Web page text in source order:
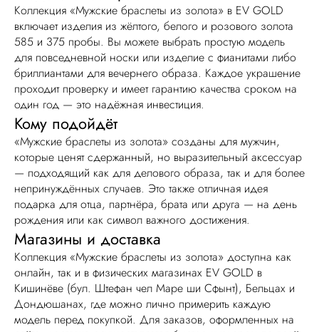
Коллекция «Мужские браслеты из золота» в EV GOLD
включает изделия из жёлтого, белого и розового золота
585 и 375 пробы. Вы можете выбрать простую модель
для повседневной носки или изделие с фианитами либо
бриллиантами для вечернего образа. Каждое украшение
проходит проверку и имеет гарантию качества сроком на
один год — это надёжная инвестиция.
Кому подойдёт
«Мужские браслеты из золота» созданы для мужчин,
которые ценят сдержанный, но выразительный аксессуар
— подходящий как для делового образа, так и для более
непринуждённых случаев. Это также отличная идея
подарка для отца, партнёра, брата или друга — на день
рождения или как символ важного достижения.
Магазины и доставка
Коллекция «Мужские браслеты из золота» доступна как
онлайн, так и в физических магазинах EV GOLD в
Кишинёве (бул. Штефан чел Маре ши Сфынт), Бельцах и
Дондюшанах, где можно лично примерить каждую
модель перед покупкой. Для заказов, оформленных на